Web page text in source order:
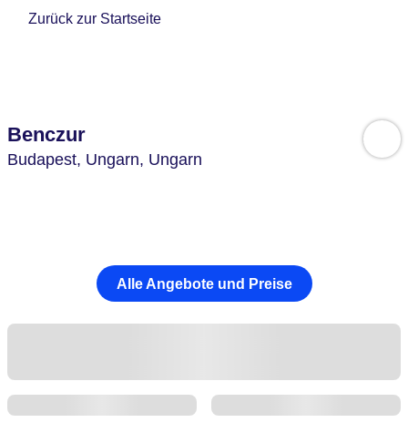
Zurück zur Startseite
Benczur
Budapest, Ungarn, Ungarn
Alle Angebote und Preise